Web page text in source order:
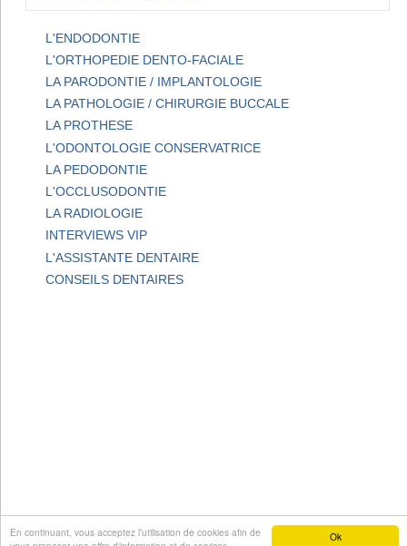
Ok
En continuant, vous acceptez l’utilisation de cookies afin de
L'ENDODONTIE
L'ORTHOPEDIE DENTO-FACIALE
LA PARODONTIE / IMPLANTOLOGIE
LA PATHOLOGIE / CHIRURGIE BUCCALE
LA PROTHESE
L'ODONTOLOGIE CONSERVATRICE
LA PEDODONTIE
L'OCCLUSODONTIE
LA RADIOLOGIE
INTERVIEWS VIP
L'ASSISTANTE DENTAIRE
CONSEILS DENTAIRES